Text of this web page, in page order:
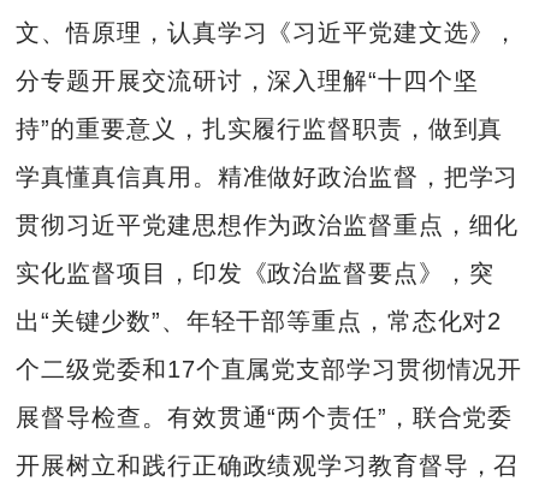
文、悟原理，认真学习《习近平党建文选》，
分专题开展交流研讨，深入理解“十四个坚
持”的重要意义，扎实履行监督职责，做到真
学真懂真信真用。精准做好政治监督，把学习
贯彻习近平党建思想作为政治监督重点，细化
实化监督项目，印发《政治监督要点》，突
出“关键少数”、年轻干部等重点，常态化对2
个二级党委和17个直属党支部学习贯彻情况开
展督导检查。有效贯通“两个责任”，联合党委
开展树立和践行正确政绩观学习教育督导，召